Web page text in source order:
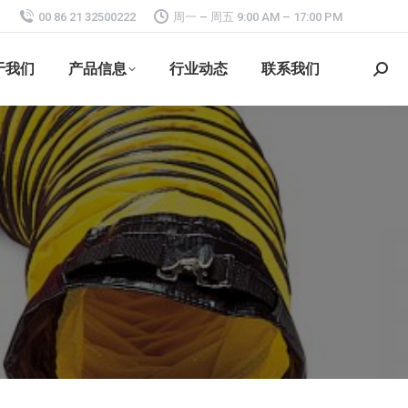
00 86 21 32500222 周一 – 周五 9:00 AM – 17:00 PM
我们 产品信息 行业动态 联系我们
搜